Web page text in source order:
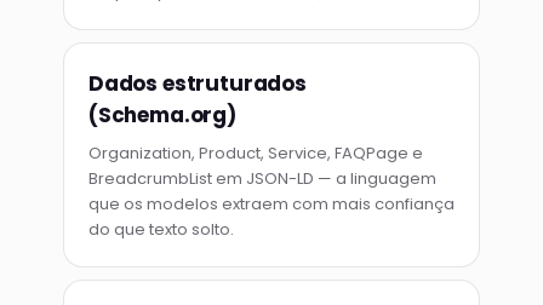
Dados estruturados
(Schema.org)
Organization, Product, Service, FAQPage e
BreadcrumbList em JSON-LD — a linguagem
que os modelos extraem com mais confiança
do que texto solto.